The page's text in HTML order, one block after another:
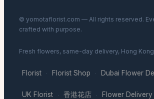
© yomotaflorist.com — All rights reserved.
crafted with purpose.
Fresh flowers, same-day delivery, Hong
Florist · Florist Shop · Dubai Flower
UK Florist · 香港花店 · Flower Delivery